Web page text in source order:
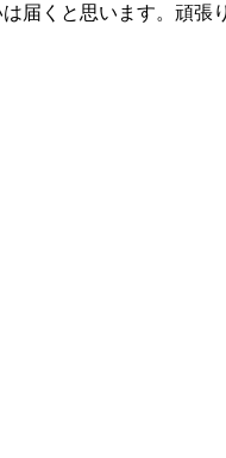
届くと思います。頑張